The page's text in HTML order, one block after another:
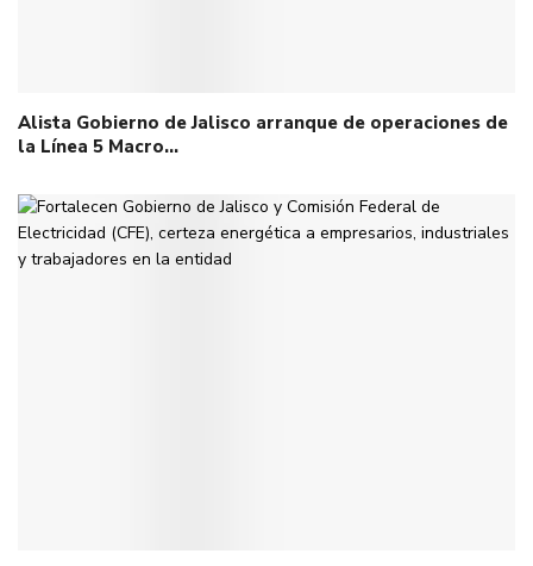
Alista Gobierno de Jalisco arranque de operaciones de
la Línea 5 Macro…